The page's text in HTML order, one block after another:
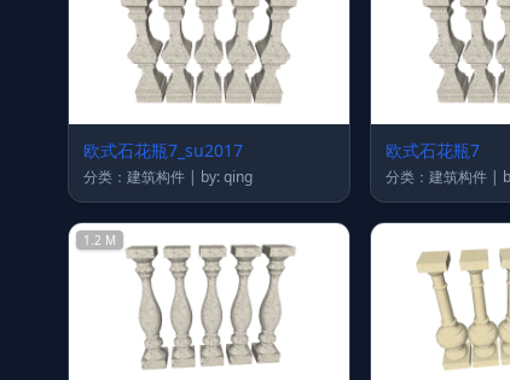
欧式石花瓶7_su2017
分类：建筑构件 | by: qing
欧式石花瓶7
1.2 M